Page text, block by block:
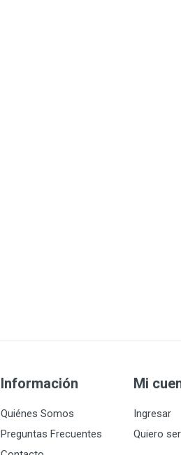
Información
Quiénes Somos
Preguntas Frecuentes
Mi
Ingresar
Quiero